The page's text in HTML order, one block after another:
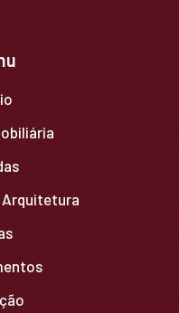
Arquitetura